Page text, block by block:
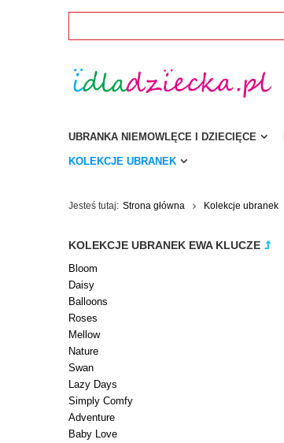
UBRANKA NIEMOWLĘCE I DZIECIĘCE
KOLEKCJE UBRANEK
Jesteś tutaj: Strona główna Kolekcje ubranek
KOLEKCJE UBRANEK EWA KLUCZE
Bloom
Daisy
Balloons
Roses
Mellow
Nature
Swan
Lazy Days
Simply Comfy
Adventure
Baby Love